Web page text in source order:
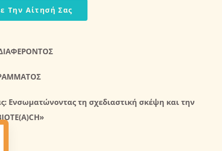
Την Αίτησή Σας
Ενσωματώνοντας τη σχεδιαστική σκέψη και την
(A)CH»